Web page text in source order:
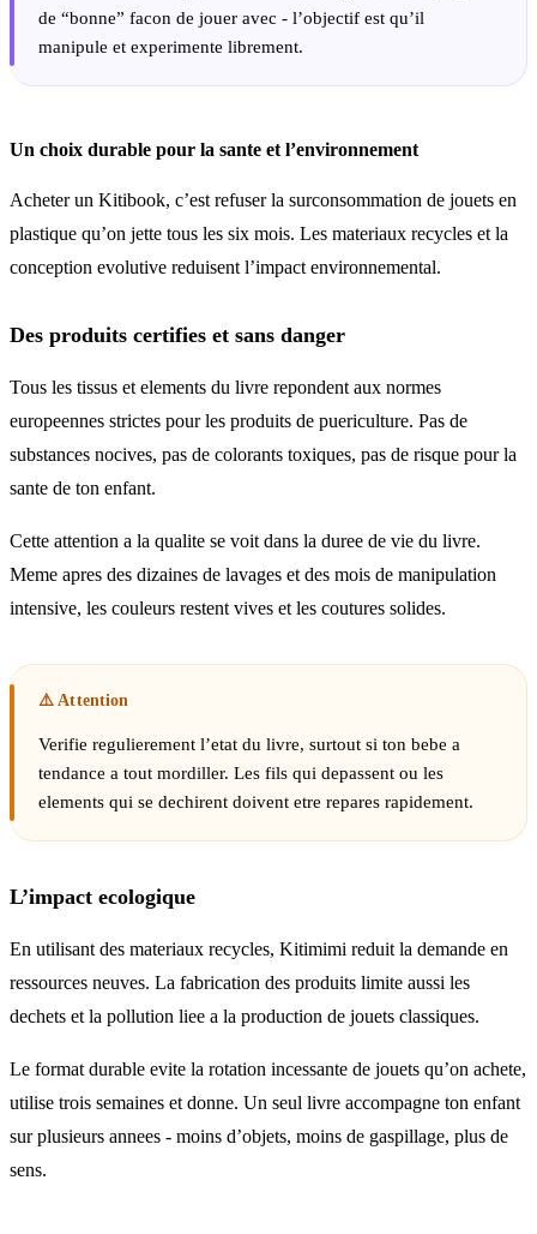
de “bonne” facon de jouer avec - l’objectif est qu’il
manipule et experimente librement.
Un choix durable pour la sante et l’environnement
Acheter un Kitibook, c’est refuser la surconsommation de jouets en
plastique qu’on jette tous les six mois. Les materiaux recycles et la
conception evolutive reduisent l’impact environnemental.
Des produits certifies et sans danger
Tous les tissus et elements du livre repondent aux normes
europeennes strictes pour les produits de puericulture. Pas de
substances nocives, pas de colorants toxiques, pas de risque pour la
sante de ton enfant.
Cette attention a la qualite se voit dans la duree de vie du livre.
Meme apres des dizaines de lavages et des mois de manipulation
intensive, les couleurs restent vives et les coutures solides.
Verifie regulierement l’etat du livre, surtout si ton bebe a
tendance a tout mordiller. Les fils qui depassent ou les
elements qui se dechirent doivent etre repares rapidement.
L’impact ecologique
En utilisant des materiaux recycles, Kitimimi reduit la demande en
ressources neuves. La fabrication des produits limite aussi les
dechets et la pollution liee a la production de jouets classiques.
Le format durable evite la rotation incessante de jouets qu’on achete,
utilise trois semaines et donne. Un seul livre accompagne ton enfant
sur plusieurs annees - moins d’objets, moins de gaspillage, plus de
sens.